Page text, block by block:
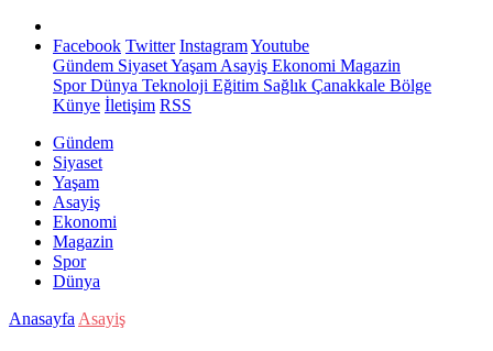
Facebook Twitter InstagramYoutube
Gündem SiyasetYaşam Asayiş Ekonomi Magazin
SporDünya Teknoloji Eğitim Sağlık Çanakkale Bölge
Künye İletişim RSS
Gündem
Siyaset
Yaşam
Asayiş
Ekonomi
Magazin
Spor
Dünya
Anasayfa Asayiş